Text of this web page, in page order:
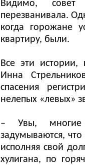
Видимо,
перезванивала.
когда горожане
квартиру, были.
Все эти истории,
Инна
спасения
нелепых «левых»
– Увы, многие
задумываются,
исполняя свой
хулигана, по